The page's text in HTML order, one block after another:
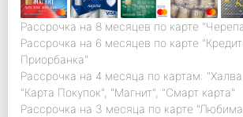
Рассрочка на 8 месяцев по карте
Рассрочка на 6 месяцев по карте
Приорбанка"
Рассрочка на 4 месяца по картам: "Халва
"Карта Покупок", "Магнит", "Смарт карта"
Рассрочка на 3 месяца по карте